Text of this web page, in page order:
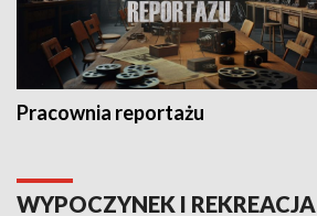
Pracownia reportażu
WYPOCZYNEK I REKREACJA